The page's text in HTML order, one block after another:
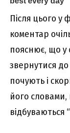
Після цього у
коментар
пояснює, що у
звернутися
почують і
його словами,
відбуваються